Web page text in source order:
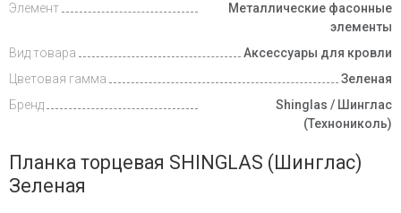
Элемент
Металлические фасонные
элементы
Вид товара
Аксессуары для кровли
Цветовая гамма
Зеленая
Бренд
Shinglas / Шинглас
(Технониколь)
Планка торцевая SHINGLAS (Шинглас)
Зеленая